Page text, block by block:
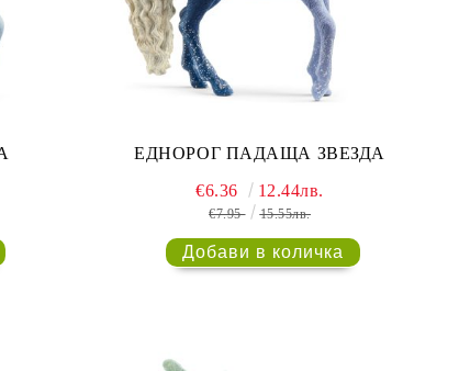
ЕДНОРОГ ПАДАЩА ЗВЕЗДА
€6.36 12.44лв.
€7.95 15.55лв.